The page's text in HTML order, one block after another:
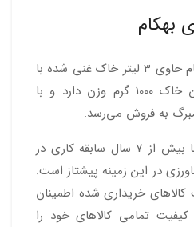
بهکام
این محصول از شرکت بهکام حاوی 3 لیتر خاک غنی شده با
ورمی کمپوست است. این خاک 1000 گرم وزن دارد و با
فروشگاه اینترنتی دمبرگ با بیش از 7 سال سابقه کاری در
در این زمینه پیشتاز است.
کالاهای خریداری شده اطمینان
کیفیت تمامی کالاهای خود را